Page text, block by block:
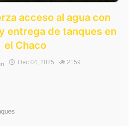
acceso al agua con
entrega de tanques en
el Chaco
Dec 04, 2025 2159